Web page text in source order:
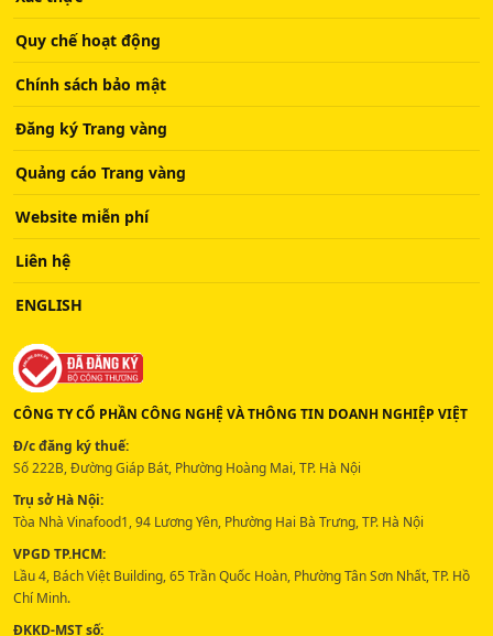
Quy chế hoạt động
Chính sách bảo mật
Đăng ký Trang vàng
Quảng cáo Trang vàng
Website miễn phí
Liên hệ
ENGLISH
CÔNG TY CỔ PHẦN CÔNG NGHỆ VÀ THÔNG TIN DOANH NGHIỆP VIỆT
Đ/c đăng ký thuế:
Số 222B, Đường Giáp Bát, Phường Hoàng Mai, TP. Hà Nội
Trụ sở Hà Nội:
Tòa Nhà Vinafood1, 94 Lương Yên, Phường Hai Bà Trưng, TP. Hà Nội
VPGD TP.HCM:
Lầu 4, Bách Việt Building, 65 Trần Quốc Hoàn, Phường Tân Sơn Nhất, TP. Hồ
Chí Minh.
ĐKKD-MST số: